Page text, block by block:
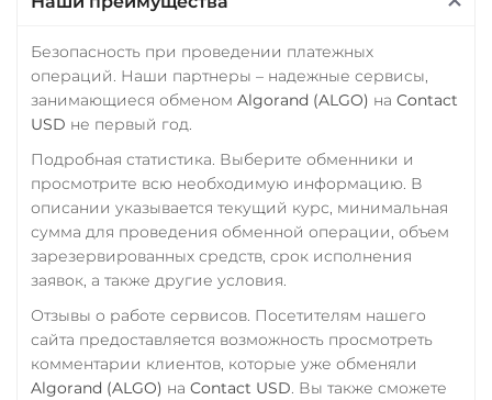
SOL
POL
ARB
AVAXC
OP
TON
NEAR
Tezos (XTZ)
THETA
Tornado Cash (TORN)
ERC20 TRC20 BEP
Почта Банк RUB
Приват24
Промсвязьбанк RUB
ПУМБ UAH
Райффайзен
RUB UAH
РНКБ RUB
Росбанк RUB
Россельхоз банк RUB
Безопасность при проведении платежных
операций. Наши партнеры – надежные сервисы,
занимающиеся обменом Algorand (ALGO) на Contact
USD не первый год.
Подробная статистика. Выберите обменники и
просмотрите всю необходимую информацию. В
описании указывается текущий курс, минимальная
сумма для проведения обменной операции, объем
зарезервированных средств, срок исполнения
заявок, а также другие условия.
Отзывы о работе сервисов. Посетителям нашего
сайта предоставляется возможность просмотреть
комментарии клиентов, которые уже обменяли
Algorand (ALGO) на Contact USD. Вы также сможете